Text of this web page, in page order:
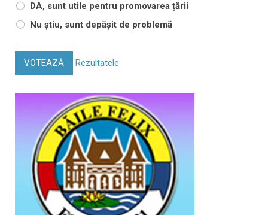
DA, sunt utile pentru promovarea țării
Nu știu, sunt depășit de problemă
VOTEAZĂ Rezultatele